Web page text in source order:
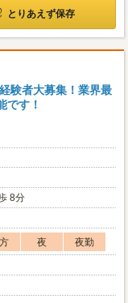
とりあえず保存
験者大募集！業界最
です！
8分
夜
夜勤